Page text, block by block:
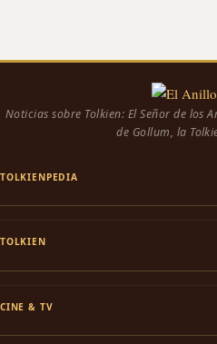
Noticias sobre Tolkien: El Señor de los
de Gollum, la
TOLKIENPEDIA
TOLKIEN
CINE & TV